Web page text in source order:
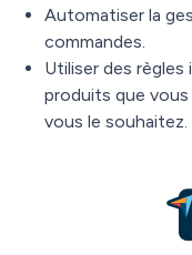
Automatiser la
commandes.
Utiliser des
produits que
vous le souhaitez.